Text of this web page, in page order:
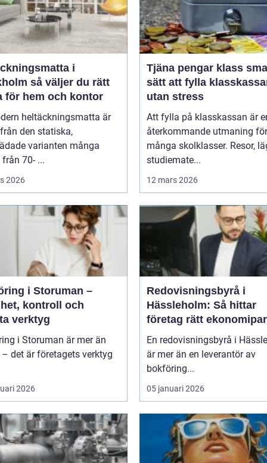
i
du rätt
för hem och kontor
heltäckningsmatta är
den statiska,
varianten många
70- ...
2026
Tjäna pengar klass smarta
sätt att fylla
utan stress
Att fylla på klasskassan är
återkommande utmaning för
många skolklasser. Resor,
studiemate...
12 mars 2026
i Storuman –
kontroll och
verktyg
i Storuman är mer än
det är företagets verktyg
2026
Redovisningsbyrå i
Hässleholm: Så hittar
företag rätt
En redovisningsbyrå i
är mer än en leverantör av
bokföring...
05 januari 2026